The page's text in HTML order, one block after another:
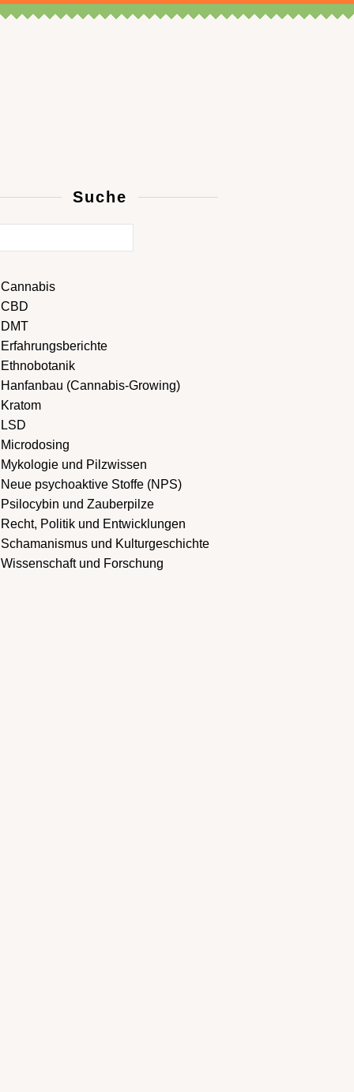
Suche
Cannabis
CBD
DMT
Erfahrungsberichte
Ethnobotanik
Hanfanbau (Cannabis-Growing)
Kratom
LSD
Microdosing
Mykologie und Pilzwissen
Neue psychoaktive Stoffe (NPS)
Psilocybin und Zauberpilze
Recht, Politik und Entwicklungen
Schamanismus und Kulturgeschichte
Wissenschaft und Forschung